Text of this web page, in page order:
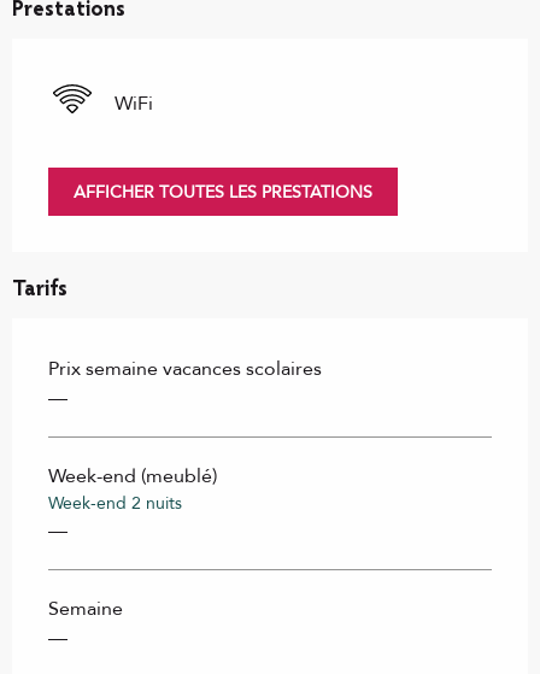
Prestations
WiFi
AFFICHER TOUTES LES PRESTATIONS
Tarifs
Prix semaine vacances scolaires
—
Week-end (meublé)
Week-end 2 nuits
—
Semaine
—